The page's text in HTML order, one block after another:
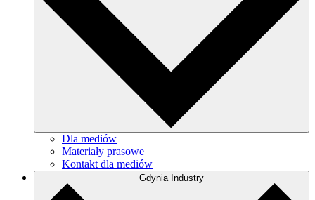
Dla mediów
Materiały prasowe
Kontakt dla mediów
Gdynia Industry